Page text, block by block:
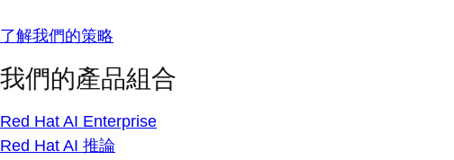
了解我們的策略
我們的產品組合
Red Hat AI Enterprise
Red Hat AI 推論